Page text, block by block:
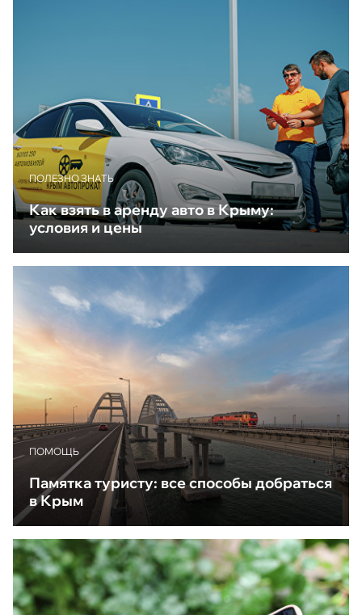
ПОЛЕЗНО ЗНАТЬ
Как взять в аренду авто в Крыму:
условия и цены
ПОМОЩЬ
Памятка туристу: все способы добраться
в Крым